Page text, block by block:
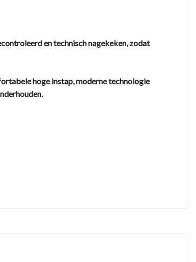
en technisch nagekeken, zodat
hoge instap, moderne technologie